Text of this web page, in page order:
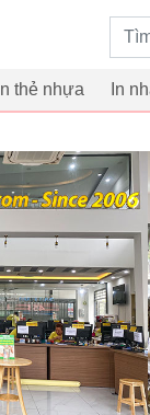
Từ
In thẻ nhựa In